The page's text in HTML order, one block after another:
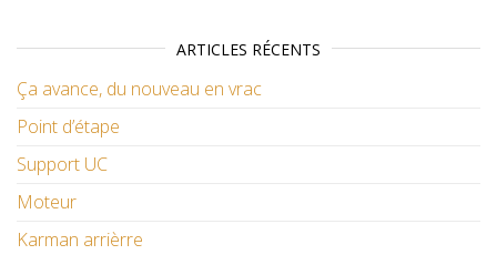
ARTICLES RÉCENTS
Ça avance, du nouveau en vrac
Point d’étape
Support UC
Moteur
Karman arrièrre